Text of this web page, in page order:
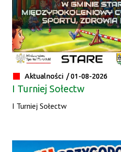
Aktualności /01-08-2026
I Turniej Sołectw
I Turniej Sołectw